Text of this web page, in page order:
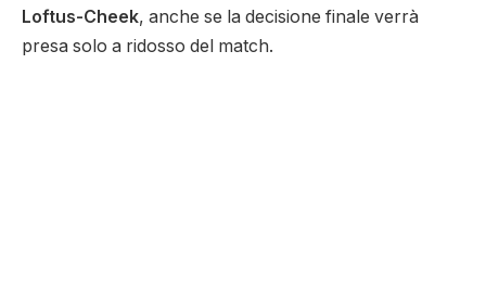
Loftus-Cheek, anche se la decisione finale verrà
presa solo a ridosso del match.